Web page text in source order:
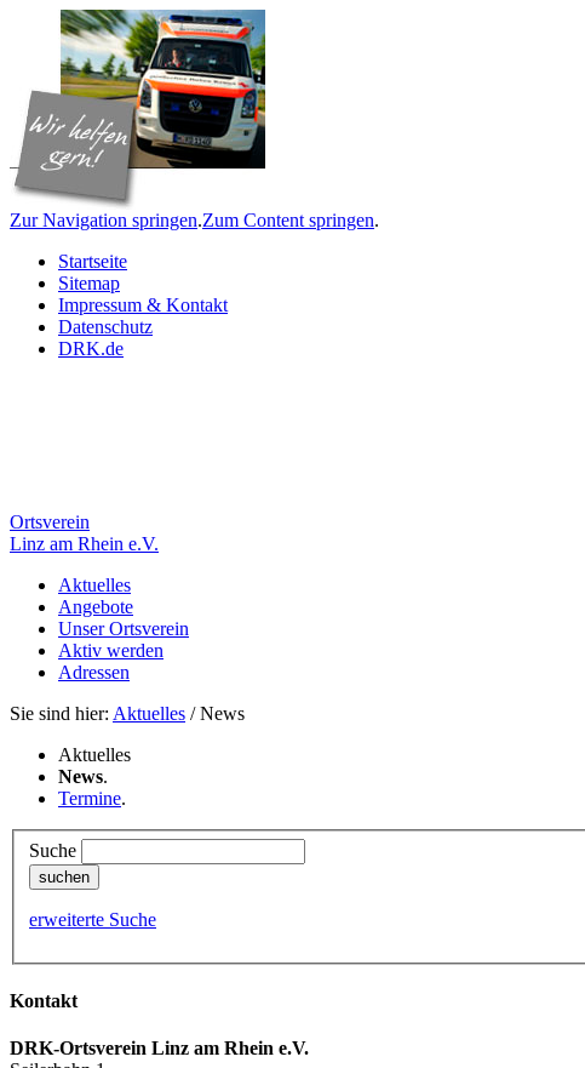
Zur Navigation springen.Zum Content springen.
Startseite
Sitemap
Impressum & Kontakt
Datenschutz
DRK.de
Ortsverein
Linz am Rhein e.V.
Aktuelles
Angebote
Unser Ortsverein
Aktiv werden
Adressen
Sie sind hier: Aktuelles / News
Aktuelles
News.
Termine.
Suche
erweiterte Suche
Kontakt
DRK-Ortsverein Linz am Rhein e.V.